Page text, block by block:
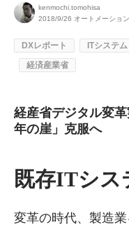
kenmochi.tomohisa
2018/9/26 オートメーショ
DXレポート ITシステム
経済産業省
経産省デジタル変
年の崖」克服へ
既存ITシス
変革の時代、製造